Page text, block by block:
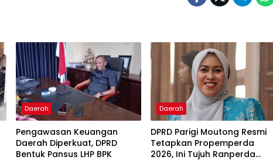
Daerah
Pengawasan Keuangan
Daerah Diperkuat, DPRD
Bentuk Pansus LHP BPK
Daerah
DPRD Parigi Moutong Resmi
Tetapkan Propemperda
2026, Ini Tujuh Ranperda